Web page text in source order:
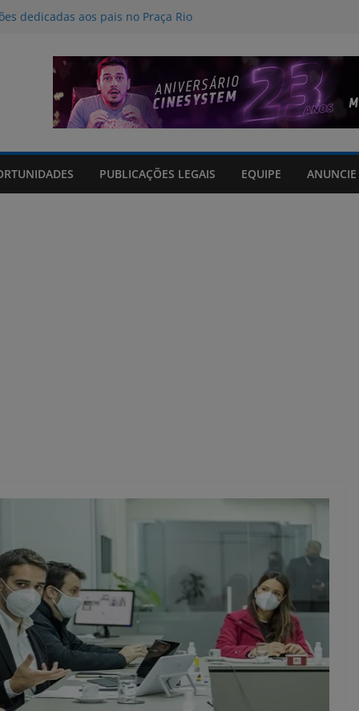
dedicadas aos pais no Praça Rio
médio em Rio Grande
ao programa Educa + RS, do TCE
divulga cronograma de
em Rio Grande
da Lei do Livro começam nesta
PUBLICAÇÕES LEGAIS EQUIPE ANUNCIE